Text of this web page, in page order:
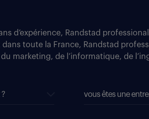
d’expérience, Randstad
dans toute la France, Randstad
du marketing, de l’informatique, de
vous êtes une